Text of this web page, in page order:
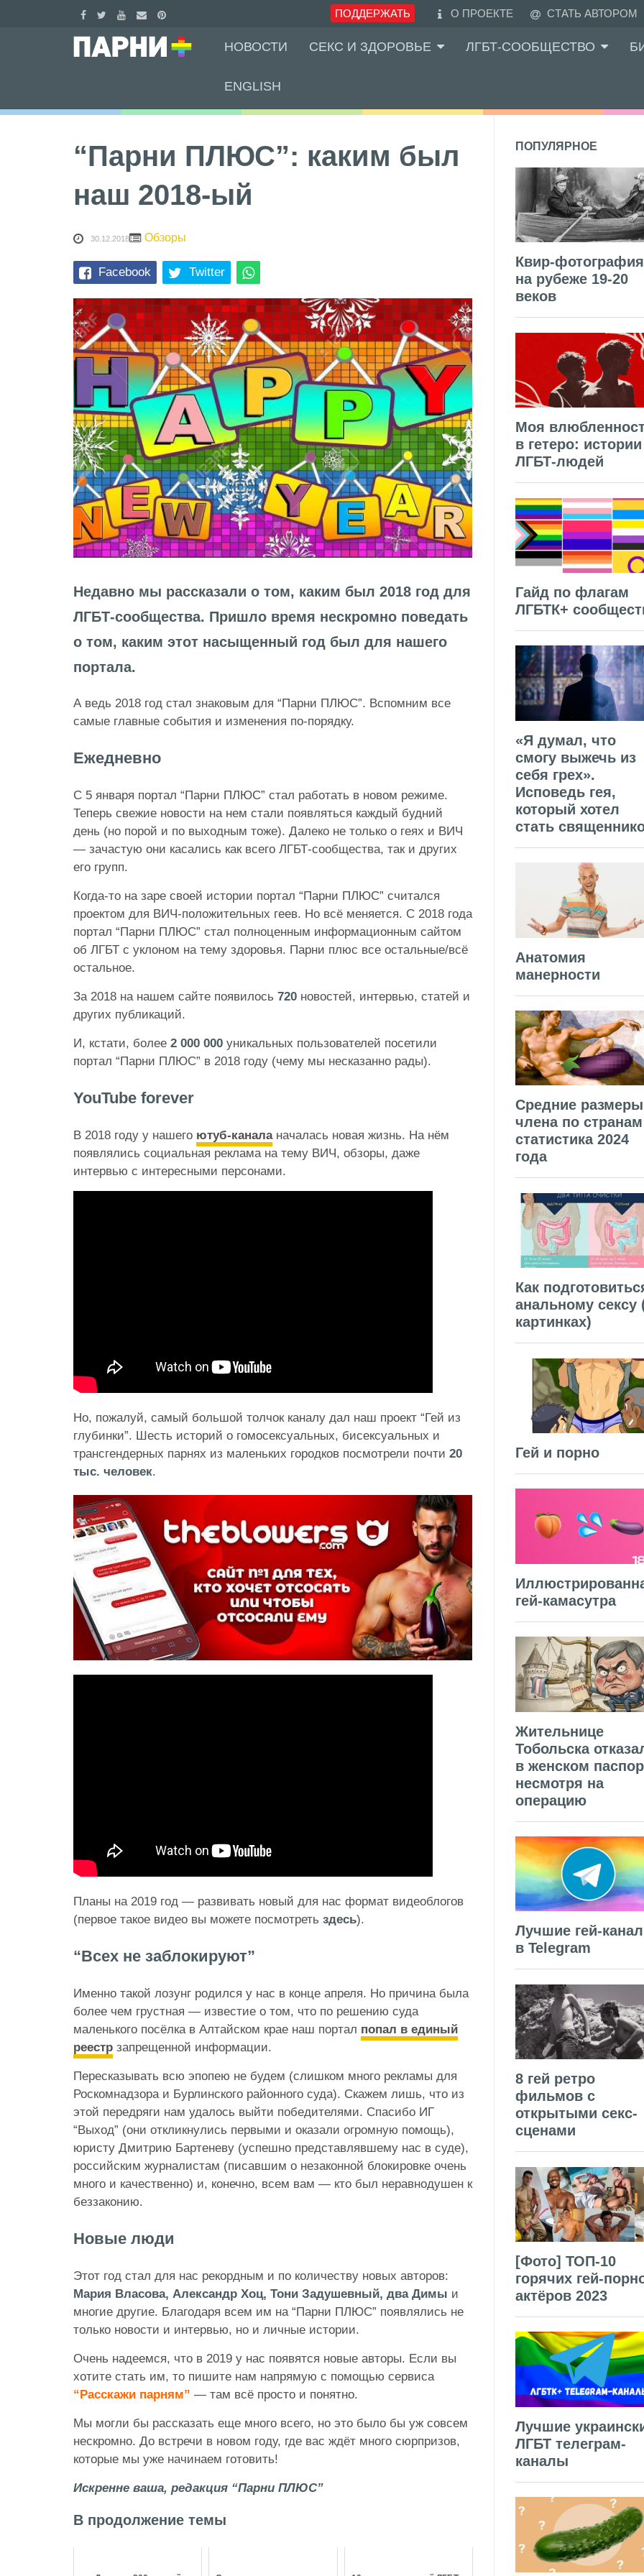
ПОДДЕРЖАТЬ О ПРОЕКТЕ СТАТЬ АВТОРОМ
НОВОСТИ СЕКС И ЗДОРОВЬЕ ЛГБТ-СООБЩЕСТВО
ENGLISH
“Парни ПЛЮС”: каким был
наш 2018-ый
30.12.2018 Обзоры
Facebook Twitter
Недавно мы рассказали о том, каким был 2018 год для
ЛГБТ-сообщества. Пришло время нескромно поведать
о том, каким этот насыщенный год был для нашего
портала.
А ведь 2018 год стал знаковым для “Парни ПЛЮС”. Вспомним все
самые главные события и изменения по-порядку.
Ежедневно
С 5 января портал “Парни ПЛЮС” стал работать в новом режиме.
Теперь свежие новости на нем стали появляться каждый будний
день (но порой и по выходным тоже). Далеко не только о геях и ВИЧ
— зачастую они касались как всего ЛГБТ-сообщества, так и других
его групп.
Когда-то на заре своей истории портал “Парни ПЛЮС” считался
проектом для ВИЧ-положительных геев. Но всё меняется. С 2018 года
портал “Парни ПЛЮС” стал полноценным информационным сайтом
об ЛГБТ с уклоном на тему здоровья. Парни плюс все остальные/всё
остальное.
За 2018 на нашем сайте появилось 720 новостей, интервью, статей и
других публикаций.
И, кстати, более 2 000 000 уникальных пользователей посетили
портал “Парни ПЛЮС” в 2018 году (чему мы несказанно рады).
YouTube forever
В 2018 году у нашего ютуб-каналаначалась новая жизнь. На нём
появлялись социальная реклама на тему ВИЧ, обзоры, даже
интервью с интересными персонами.
Но, пожалуй, самый большой толчок каналу дал наш проект “Гей из
глубинки”. Шесть историй о гомосексуальных, бисексуальных и
трансгендерных парнях из маленьких городков посмотрели почти 20
тыс. человек.
Планы на 2019 год — развивать новый для нас формат видеоблогов
(первое такое видео вы можете посмотреть здесь).
“Всех не заблокируют”
Именно такой лозунг родился у нас в конце апреля. Но причина была
более чем грустная — известие о том, что по решению суда
маленького посёлка в Алтайском крае наш портал попал в единый
реестр запрещенной информации.
Пересказывать всю эпопею не будем (слишком много рекламы для
Роскомнадзора и Бурлинского районного суда). Скажем лишь, что из
этой передряги нам удалось выйти победителями. Спасибо ИГ
“Выход” (они откликнулись первыми и оказали огромную помощь),
юристу Дмитрию Бартеневу (успешно представлявшему нас в суде),
российским журналистам (писавшим о незаконной блокировке очень
много и качественно) и, конечно, всем вам — кто был неравнодушен к
беззаконию.
Новые люди
Этот год стал для нас рекордным и по количеству новых авторов:
Мария Власова, Александр Хоц, Тони Задушевный, два Димы и
многие другие. Благодаря всем им на “Парни ПЛЮС” появлялись не
только новости и интервью, но и личные истории.
Очень надеемся, что в 2019 у нас появятся новые авторы. Если вы
хотите стать им, то пишите нам напрямую с помощью сервиса
“Расскажи парням” — там всё просто и понятно.
Мы могли бы рассказать еще много всего, но это было бы уж совсем
нескромно. До встречи в новом году, где вас ждёт много сюрпризов,
которые мы уже начинаем готовить!
Искренне ваша, редакция “Парни ПЛЮС”
В продолжение темы
ПОПУЛЯРНОЕ
Квир-фотография
на рубеже 19-20
веков
Моя
в гетеро: истории
ЛГБТ-людей
Гайд по флагам
ЛГБТК+
«Я думал, что
смогу выжечь из
себя грех».
Исповедь гея,
который хотел
стать
Анатомия
манерности
Средние размеры
члена по
статистика 2024
года
Как
анальному сексу
картинках)
Гей и порно
гей-камасутра
Жительнице
Тобольска
в женском
несмотря на
операцию
Лучшие гей-
в Telegram
8 гей ретро
фильмов с
открытыми секс-
сценами
[Фото] ТОП-10
горячих гей-
актёров 2023
Лучшие
ЛГБТ телеграм-
каналы